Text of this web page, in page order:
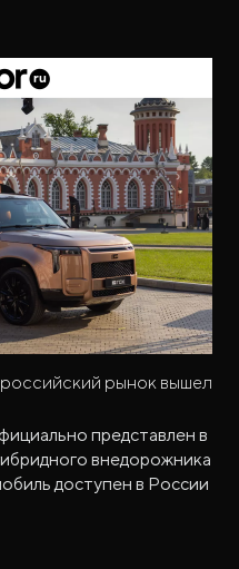
рынок вышел
представлен в
внедорожника
доступен в России